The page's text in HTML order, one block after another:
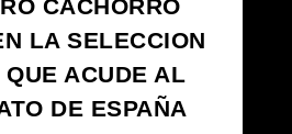
CACHORRO
LA SELECCION
ACUDE AL
DE ESPAÑA